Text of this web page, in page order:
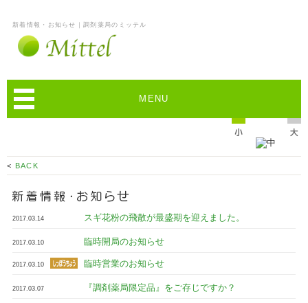
新着情報・お知らせ｜調剤薬局のミッテル
MENU
< BACK
2017.03.14 スギ花粉の飛散が最盛期を迎えました。
2017.03.10 臨時開局のお知らせ
2017.03.10 臨時営業のお知らせ
2017.03.07 『調剤薬局限定品』をご存じですか？